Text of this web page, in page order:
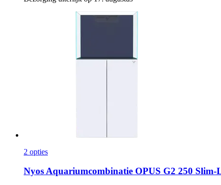
2 opties
Nyos Aquariumcombinatie OPUS G2 250 Slim-​